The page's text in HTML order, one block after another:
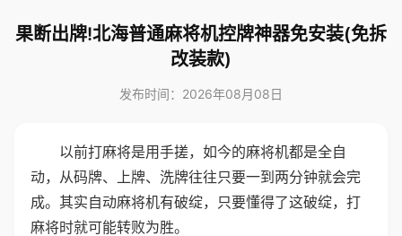
果断出牌!北海普通麻将机控牌神器免安装(免拆
改装款)
发布时间：2026年08月08日
以前打麻将是用手搓，如今的麻将机都是全自
动，从码牌、上牌、洗牌往往只要一到两分钟就会完
成。其实自动麻将机有破绽，只要懂得了这破绽，打
麻将时就可能转败为胜。